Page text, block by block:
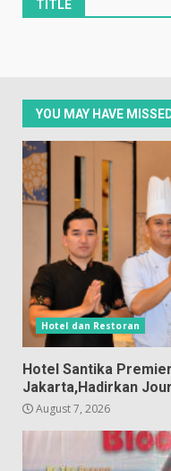
TITLE
YOU MAY HAVE
Hotel dan Restoran
Hotel Santika
Jakarta,Hadirkan
August 7, 2026